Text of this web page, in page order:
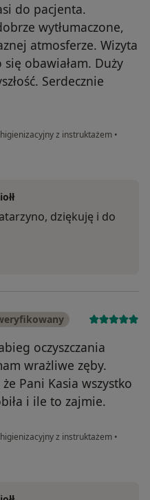
do pacjenta.
wytłumaczone,
atmosferze. Wizyta
obawiałam. Duży
Serdecznie
z instruktażem •
dziękuję i do
oczyszczania
wrażliwe zęby.
Pani Kasia wszystko
i ile to zajmie.
z instruktażem •